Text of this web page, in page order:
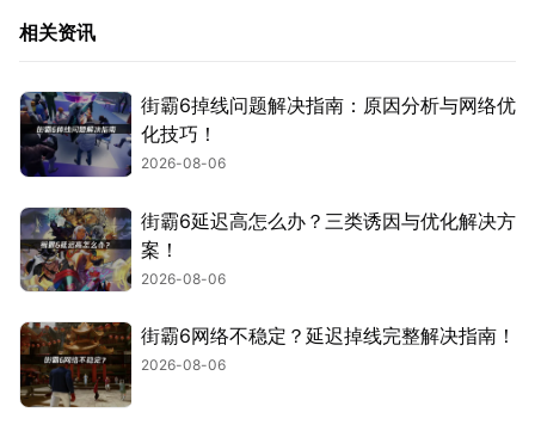
相关资讯
街霸6掉线问题解决指南：原因分析与网络优
化技巧！
2026-08-06
街霸6延迟高怎么办？三类诱因与优化解决方
案！
2026-08-06
街霸6网络不稳定？延迟掉线完整解决指南！
2026-08-06